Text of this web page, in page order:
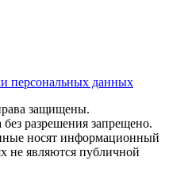
персональных данных
защищены.
разрешения запрещено.
носят информационный
не являются публичной